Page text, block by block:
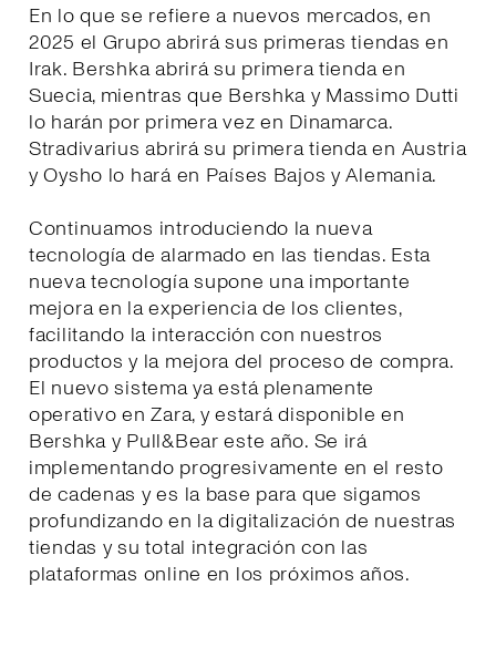
En lo que se refiere a nuevos mercados, en
2025 el Grupo abrirá sus primeras tiendas en
Irak. Bershka abrirá su primera tienda en
Suecia, mientras que Bershka y Massimo Dutti
lo harán por primera vez en Dinamarca.
Stradivarius abrirá su primera tienda en Austria
y Oysho lo hará en Países Bajos y Alemania.
Continuamos introduciendo la nueva
tecnología de alarmado en las tiendas. Esta
nueva tecnología supone una importante
mejora en la experiencia de los clientes,
facilitando la interacción con nuestros
productos y la mejora del proceso de compra.
El nuevo sistema ya está plenamente
operativo en Zara, y estará disponible en
Bershka y Pull&Bear este año. Se irá
implementando progresivamente en el resto
de cadenas y es la base para que sigamos
profundizando en la digitalización de nuestras
tiendas y su total integración con las
plataformas online en los próximos años.